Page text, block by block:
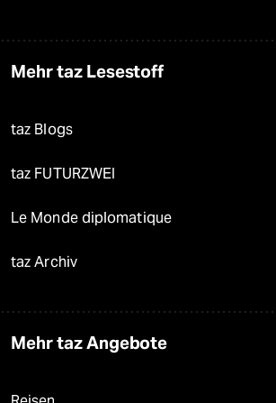
Mehr taz Lesestoff
taz Blogs
taz FUTURZWEI
Le Monde diplomatique
taz Archiv
Mehr taz Angebote